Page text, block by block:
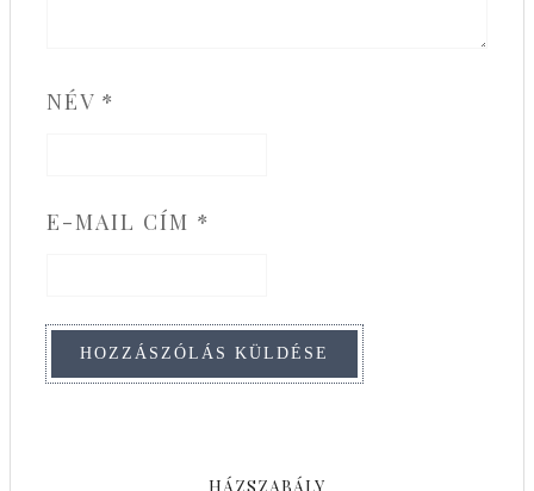
NÉV *
E-MAIL CÍM *